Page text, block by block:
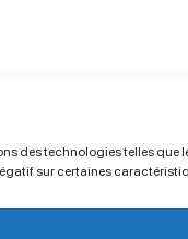
des technologies telles
sur certaines